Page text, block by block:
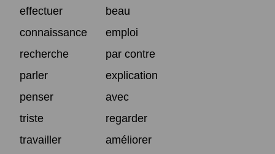
effectuer
beau
connaissance
emploi
recherche
par contre
parler
explication
penser
avec
triste
regarder
travailler
améliorer